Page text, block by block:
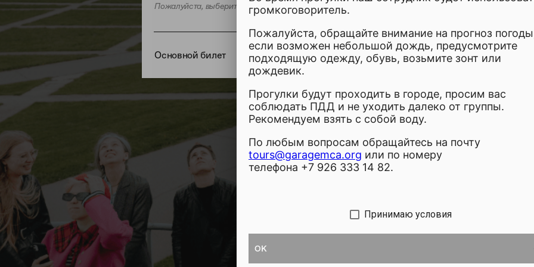
Пожалуйста, выберите не больше двух билетов.
Основной билет
ПОДОБРАТЬ ДРУГОЕ СОБЫТИЕ arrow_back
громкоговоритель.
Пожалуйста, обращайте внимание на прогноз
если возможен небольшой дождь, предусмотрите
подходящую одежду, обувь, возьмите зонт или
дождевик.
Прогулки будут проходить в городе, просим вас
соблюдать ПДД и не уходить далеко от группы.
Рекомендуем взять с собой воду.
По любым вопросам обращайтесь на почту
tours@garagemca.org или по номеру
телефона +7 926 333 14 82.
Принимаю условия
OK